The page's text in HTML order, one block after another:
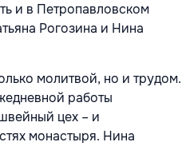
и в Петропавловском
Рогозина и Нина
молитвой, но и трудом.
работы
цех – и
монастыря. Нина